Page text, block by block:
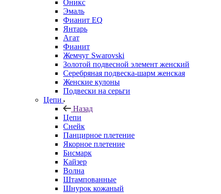
Оникс
Эмаль
Фианит EQ
Янтарь
Агат
Фианит
Жемчуг Swarovski
Золотой подвесной элемент женcкий
Серебряная подвеска-шарм женская
Женские кулоны
Подвески на серьги
Цепи
Назад
Цепи
Снейк
Панцирное плетение
Якорное плетение
Бисмарк
Кайзер
Волна
Штампованные
Шнурок кожаный